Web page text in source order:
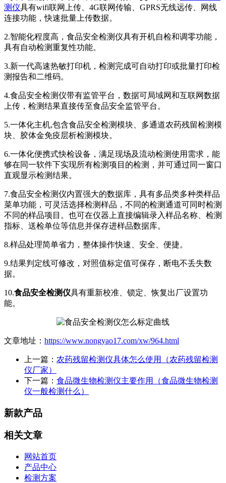
测仪具有wifi联网上传、4G联网传输、GPRS无线远传、网线
连接功能，快速批量上传数据。
2.智能化程度高，食品安全检测仪具有开机自检和调零功能，
具有自动检测重复性功能。
3.新一代高速热敏打印机，检测完成可自动打印或批量打印检
测报告和二维码。
4.食品安全检测仪带有监管平台，数据可局域网和互联网数据
上传，检测结果直接传至食品安全监管平台。
5.一体化主机,包含食品安全检测模块、多通道农药残留检测模
块、胶体金免疫层析检测模块。
6.一体化便携式快检设备，满足现场及流动检测使用需求，能
够在同一软件下实现所有检测项目的检测，并可通过同一窗口
直观显示检测结果。
7.食品安全检测仪内置强大的数据库，具有多品类多种类样品
菜单功能，可灵活选择检测样品，不同的检测通道可同时检测
不同的样品项目。也可在仪器上直接编辑录入样品名称、检测
指标、送检单位等信息并保存进样品数据库。
8.样品处理简单省力，整体操作快速、安全、便捷。
9.结果判定线可修改，对照值标定值可保存，断电不丢失数
据。
10.食品安全检测仪具有重新校准、锁定、恢复出厂设置功
能。
文章地址： https://www.nongyao17.com/xw/964.html
上一篇： 农药残留检测仪具体怎么使用（农药残留检测
仪厂家）
下一篇： 食品微生物检测仪主要作用（食品微生物检测
仪一般检测什么）
新款产品
相关文章
网站首页
产品中心
检测方案